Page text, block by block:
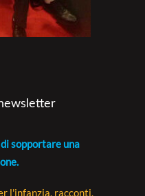
sopportare una
l'infanzia, racconti,